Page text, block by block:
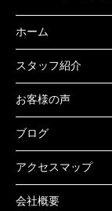
ホーム
スタッフ紹介
お客様の声
ブログ
アクセスマップ
会社概要